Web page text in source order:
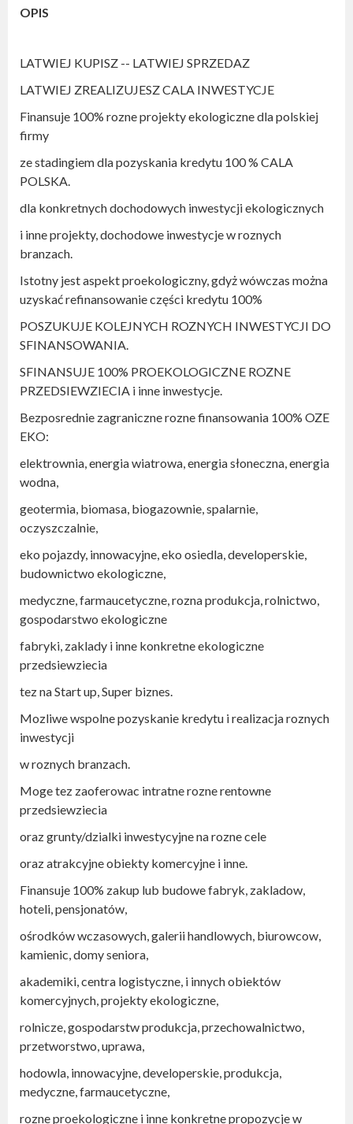
OPIS
LATWIEJ KUPISZ -- LATWIEJ SPRZEDAZ
LATWIEJ ZREALIZUJESZ CALA INWESTYCJE
Finansuje 100% rozne projekty ekologiczne dla polskiej
firmy
ze stadingiem dla pozyskania kredytu 100 % CALA
POLSKA.
dla konkretnych dochodowych inwestycji ekologicznych
i inne projekty, dochodowe inwestycje w roznych
branzach.
Istotny jest aspekt proekologiczny, gdyż wówczas można
uzyskać refinansowanie części kredytu 100%
POSZUKUJE KOLEJNYCH ROZNYCH INWESTYCJI DO
SFINANSOWANIA.
SFINANSUJE 100% PROEKOLOGICZNE ROZNE
PRZEDSIEWZIECIA i inne inwestycje.
Bezposrednie zagraniczne rozne finansowania 100% OZE
EKO:
elektrownia, energia wiatrowa, energia słoneczna, energia
wodna,
geotermia, biomasa, biogazownie, spalarnie,
oczyszczalnie,
eko pojazdy, innowacyjne, eko osiedla, developerskie,
budownictwo ekologiczne,
medyczne, farmaucetyczne, rozna produkcja, rolnictwo,
gospodarstwo ekologiczne
fabryki, zaklady i inne konkretne ekologiczne
przedsiewziecia
tez na Start up, Super biznes.
Mozliwe wspolne pozyskanie kredytu i realizacja roznych
inwestycji
w roznych branzach.
Moge tez zaoferowac intratne rozne rentowne
przedsiewziecia
oraz grunty/dzialki inwestycyjne na rozne cele
oraz atrakcyjne obiekty komercyjne i inne.
Finansuje 100% zakup lub budowe fabryk, zakladow,
hoteli, pensjonatów,
ośrodków wczasowych, galerii handlowych, biurowcow,
kamienic, domy seniora,
akademiki, centra logistyczne, i innych obiektów
komercyjnych, projekty ekologiczne,
rolnicze, gospodarstw produkcja, przechowalnictwo,
przetworstwo, uprawa,
hodowla, innowacyjne, developerskie, produkcja,
medyczne, farmaucetyczne,
rozne proekologiczne i inne konkretne propozycje w